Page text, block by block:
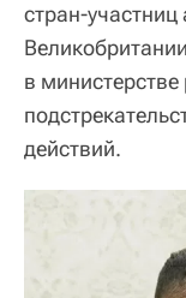
стран-
в
действий.